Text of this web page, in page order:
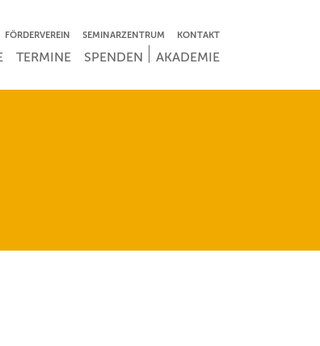
FÖRDERVEREIN SEMINARZENTRUM KONTAKT
ÜBERSPRINGEN
TERMINE SPENDEN AKADEMIE